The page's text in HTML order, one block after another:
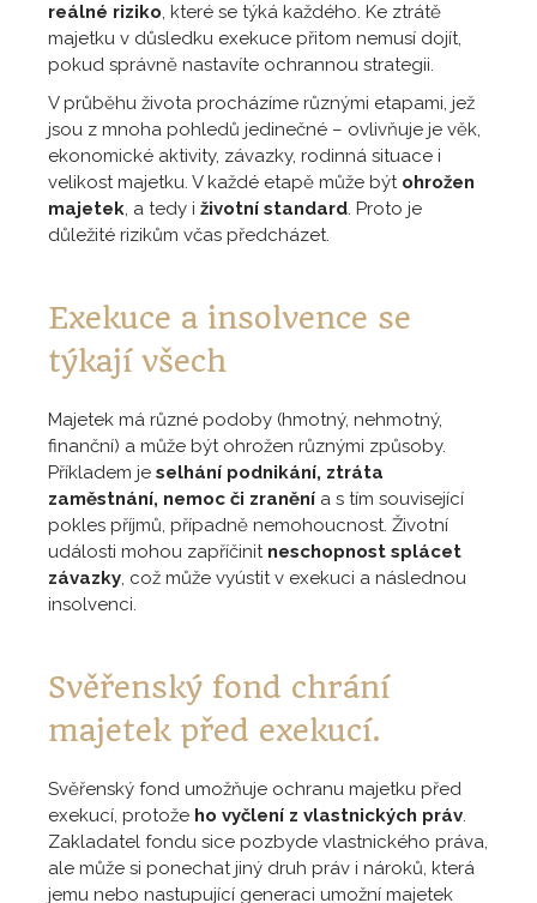
reálné riziko, které se týká každého. Ke ztrátě
majetku v důsledku exekuce přitom nemusí dojít,
pokud správně nastavíte ochrannou strategii.
V průběhu života procházíme různými etapami, jež
jsou z mnoha pohledů jedinečné – ovlivňuje je věk,
ekonomické aktivity, závazky, rodinná situace i
velikost majetku. V každé etapě může být ohrožen
majetek, a tedy i životní standard. Proto je
důležité rizikům včas předcházet.
Exekuce a insolvence se
týkají všech
Majetek má různé podoby (hmotný, nehmotný,
finanční) a může být ohrožen různými způsoby.
Příkladem je selhání podnikání, ztráta
zaměstnání, nemoc či zranění a s tím související
pokles příjmů, případně nemohoucnost. Životní
události mohou zapříčinit neschopnost splácet
závazky, což může vyústit v exekuci a následnou
insolvenci.
Svěřenský fond chrání
majetek před exekucí.
Svěřenský fond umožňuje ochranu majetku před
exekucí, protože ho vyčlení z vlastnických práv.
Zakladatel fondu sice pozbyde vlastnického práva,
ale může si ponechat jiný druh práv i nároků, která
jemu nebo nastupující generaci umožní majetek